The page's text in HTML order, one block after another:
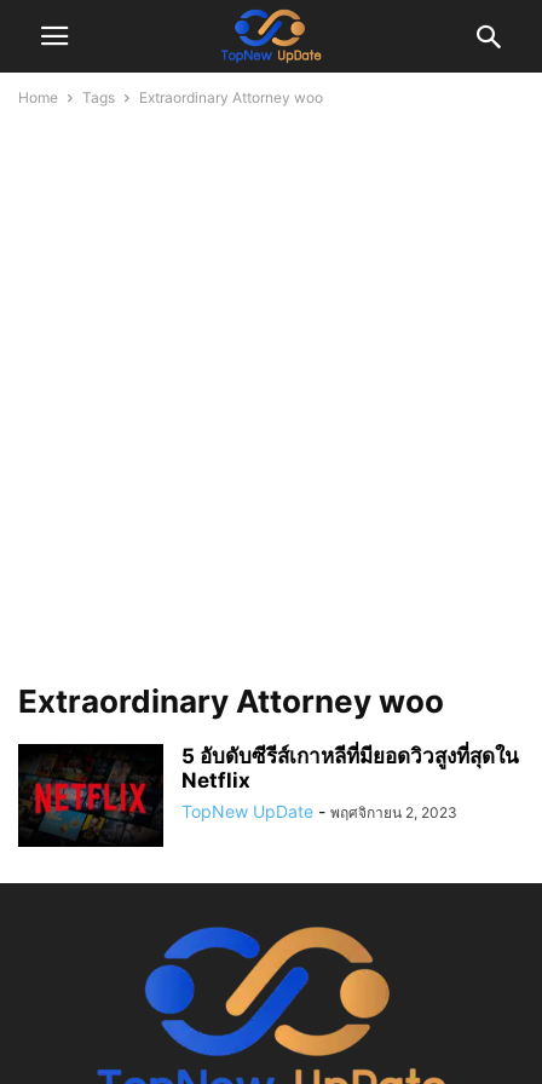
Home Tags Extraordinary Attorney woo
Extraordinary Attorney woo
5 อับดับซีรีส์เกาหลีที่มียอดวิวสูงที่สุดใน
Netflix
TopNew UpDate - พฤศจิกายน 2, 2023